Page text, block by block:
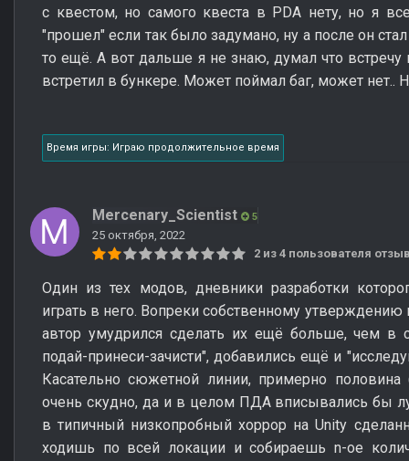
с квестом, но самого квеста в PDA нету, но я
"прошел" если так было задумано, ну а после он
то ещё. А вот дальше я не знаю, думал что встречу
встретил в бункере. Может поймал баг, может нет..
Время игры: Играю продолжительное время
Mercenary_Scientist 5
25 октября, 2022
2 из 4 пользователя
Один из тех модов, дневники разработки
играть в него. Вопреки собственному утверждению
автор умудрился сделать их ещё больше, чем
подай-принеси-зачисти", добавились ещё и
Касательно сюжетной линии, примерно
очень скудно, да и в целом ПДА вписывались бы
в типичный низкопробный хоррор на Unity
ходишь по всей локации и собираешь n-ое